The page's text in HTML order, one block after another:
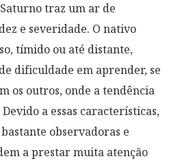
traz um ar de
e severidade. O nativo
tímido ou até distante,
dificuldade em aprender, se
os outros, onde a tendência
a essas características,
observadoras e
a prestar muita atenção